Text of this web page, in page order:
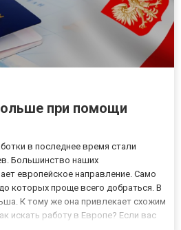
при помощи
в последнее время стали
Большинство наших
европейское направление. Само
которых проще всего добраться. В
К тому же она привлекает схожим
искать работу в Европе? Если вас